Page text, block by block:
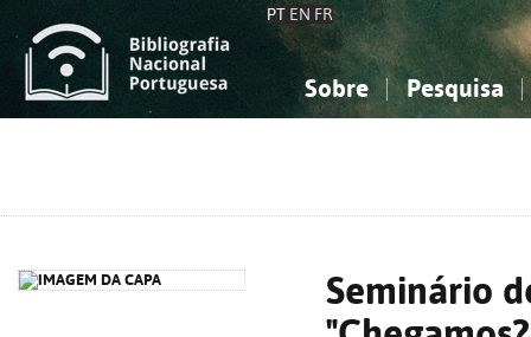
PT EN FR
Sobre Pesquisa
Seminário